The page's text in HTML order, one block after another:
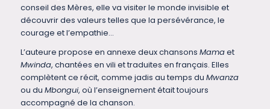
conseil des Mères, elle va visiter le monde invisible et
découvrir des valeurs telles que la persévérance, le
courage et l’empathie…
L’auteure propose en annexe deux chansons Mamaet
Mwinda, chantées en vili et traduites en français. Elles
complètent ce récit, comme jadis au temps du Mwanza
ou du Mbongui, où l’enseignement était toujours
accompagné de la chanson.